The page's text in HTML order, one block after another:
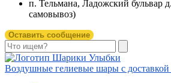
п. Тельмана, Ладожский бульвар
самовывоз)
Оставить сообщение
Воздушные гелиевые шары с